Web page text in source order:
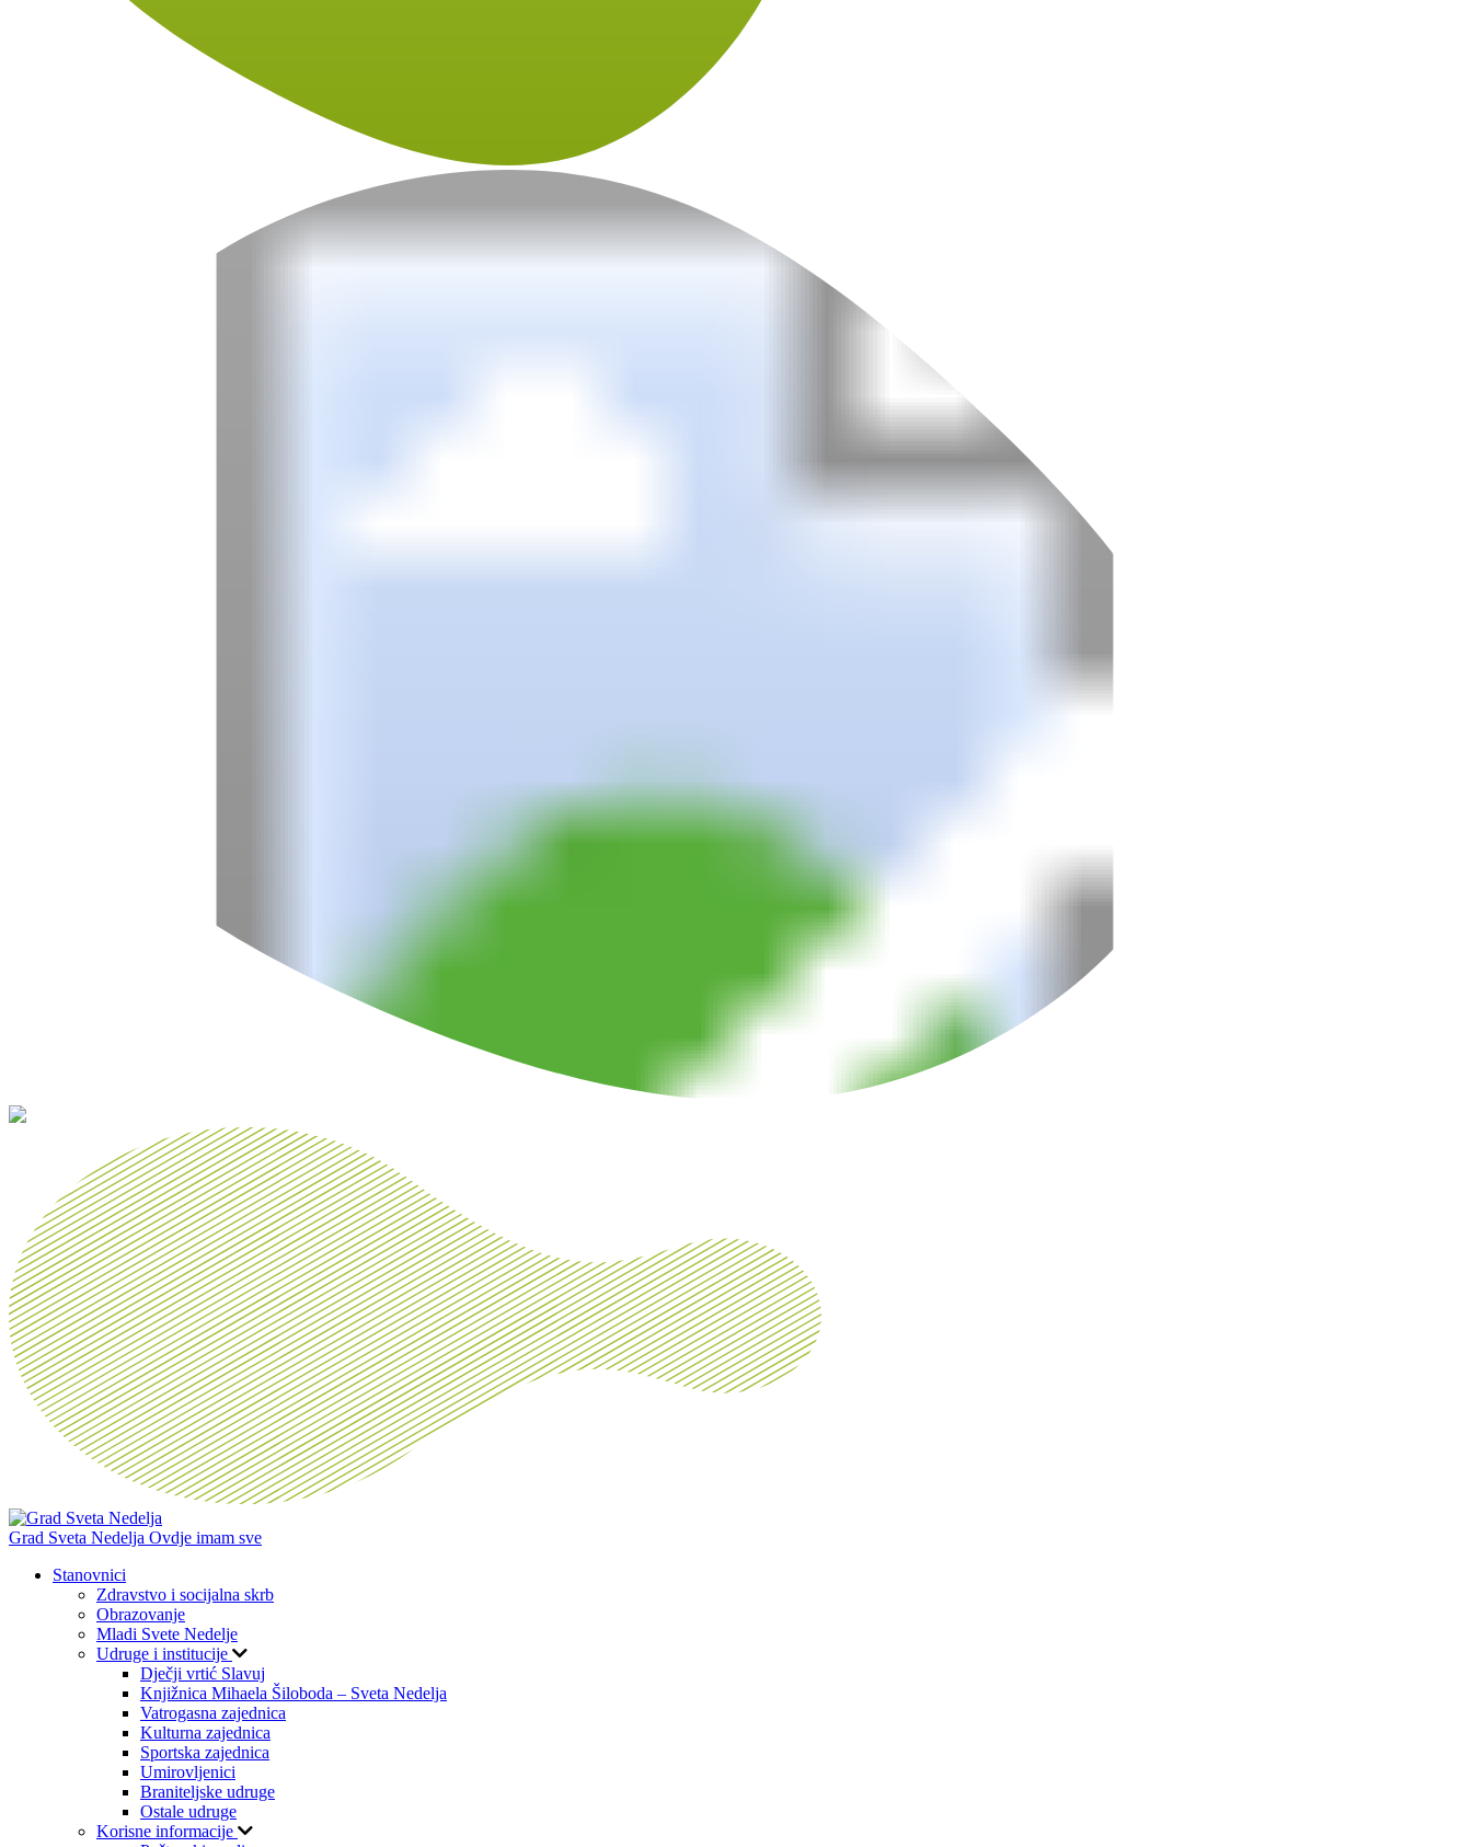
Grad Sveta Nedelja Ovdje imam sve
Stanovnici
Zdravstvo i socijalna skrb
Obrazovanje
Mladi Svete Nedelje
Udruge i institucije
Dječji vrtić Slavuj
Knjižnica Mihaela Šiloboda – Sveta Nedelja
Vatrogasna zajednica
Kulturna zajednica
Sportska zajednica
Umirovljenici
Braniteljske udruge
Ostale udruge
Korisne informacije